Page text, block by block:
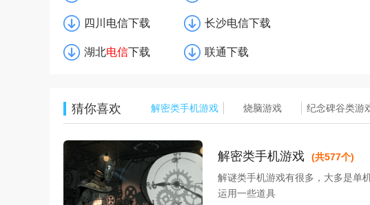
四川电信下载 长沙电信下载
湖北电信下载 联通下载
猜你喜欢 解密类手机游戏 烧脑游戏 纪念碑谷类游
解密类手机游戏
(共577个)
解谜类手机游戏有很多，大多是单
运用一些道具